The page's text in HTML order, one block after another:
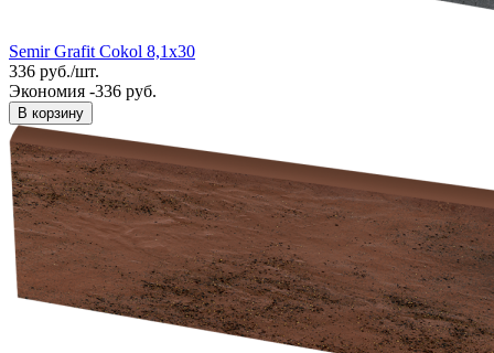
Semir Grafit Cokol 8,1x30
336 руб./шт.
Экономия -336 руб.
В корзину